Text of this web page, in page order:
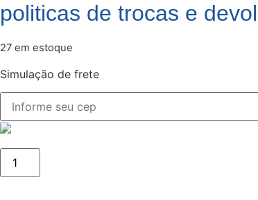
politicas de trocas e
27 em estoque
Simulação de frete
GÁS
R22-
1